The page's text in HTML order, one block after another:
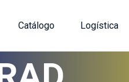
Catálogo Logística